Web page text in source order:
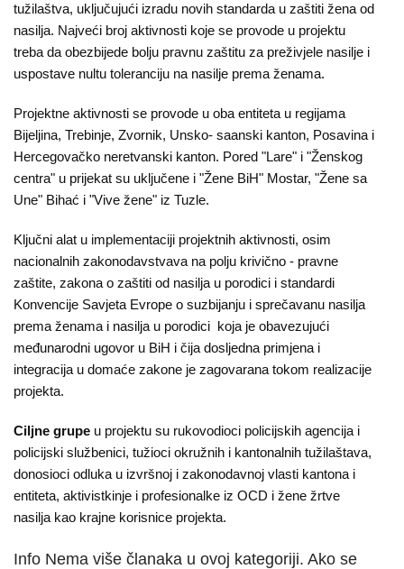
"Lara"
Bijeljina
Početna
O
nama
Mir
sa
ženskim
licem
Sigurna
Pravna
pomoć
Antitrafiking
tužilaštva, uključujući izradu novih standarda u zaštiti žena od
nasilja. Najveći broj aktivnosti koje se provode u projektu
treba da obezbijede bolju pravnu zaštitu za preživjele nasilje i
uspostave nultu toleranciju na nasilje prema ženama.
Projektne aktivnosti se provode u oba entiteta u regijama
Bijeljina, Trebinje, Zvornik, Unsko- saanski kanton, Posavina i
Hercegovačko neretvanski kanton. Pored "Lare" i "Ženskog
centra" u prijekat su uključene i "Žene BiH" Mostar, "Žene sa
Une" Bihać i "Vive žene" iz Tuzle.
Ključni alat u implementaciji projektnih aktivnosti, osim
nacionalnih zakonodavstvava na polju krivično - pravne
zaštite, zakona o zaštiti od nasilja u porodici i standardi
Konvencije Savjeta Evrope o suzbijanju i sprečavanu nasilja
prema ženama i nasilja u porodici koja je obavezujući
međunarodni ugovor u BiH i čija dosljedna primjena i
integracija u domaće zakone je zagovarana tokom realizacije
projekta.
Ciljne grupe u projektu su rukovodioci policijskih agencija i
policijski službenici, tužioci okružnih i kantonalnih tužilaštava,
donosioci odluka u izvršnoj i zakonodavnoj vlasti kantona i
entiteta, aktivistkinje i profesionalke iz OCD i žene žrtve
nasilja kao krajne korisnice projekta.
Info Nema više članaka u ovoj kategoriji. Ako se